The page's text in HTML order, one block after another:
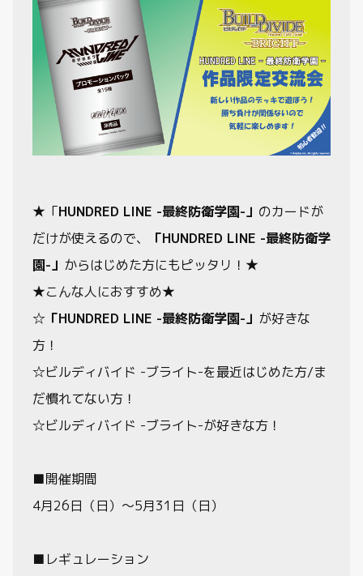
★「HUNDRED LINE -最終防衛学園-」 のカードが
だけが使えるので、
「HUNDRED LINE -最終防衛学
園-」 からはじめた方にもピッタリ！★
★こんな人におすすめ★
☆ 「HUNDRED LINE -最終防衛学園-」 が好きな
方！
☆ビルディバイド -ブライト-を最近はじめた方/ま
だ慣れてない方！
☆ビルディバイド -ブライト-が好きな方！
■開催期間
4月26日（日）～5月31日（日）
■レギュレーション